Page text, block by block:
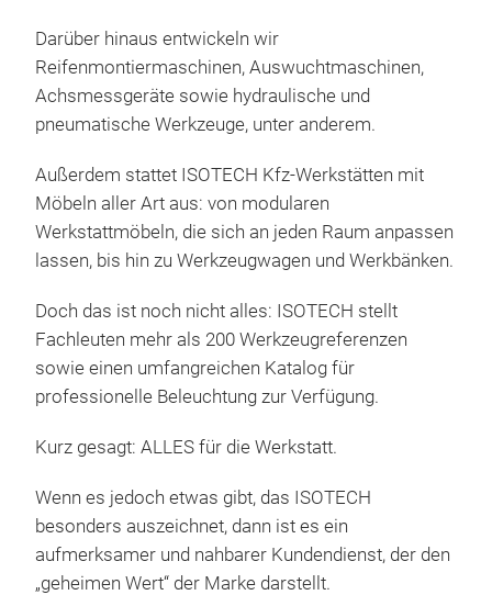
Darüber hinaus entwickeln wir
Reifenmontiermaschinen, Auswuchtmaschinen,
Achsmessgeräte sowie hydraulische und
pneumatische Werkzeuge, unter anderem.
Außerdem stattet ISOTECH Kfz-Werkstätten mit
Möbeln aller Art aus: von modularen
Werkstattmöbeln, die sich an jeden Raum anpassen
lassen, bis hin zu Werkzeugwagen und Werkbänken.
Doch das ist noch nicht alles: ISOTECH stellt
Fachleuten mehr als 200 Werkzeugreferenzen
sowie einen umfangreichen Katalog für
professionelle Beleuchtung zur Verfügung.
Kurz gesagt: ALLES für die Werkstatt.
Wenn es jedoch etwas gibt, das ISOTECH
besonders auszeichnet, dann ist es ein
aufmerksamer und nahbarer Kundendienst, der den
„geheimen Wert“ der Marke darstellt.